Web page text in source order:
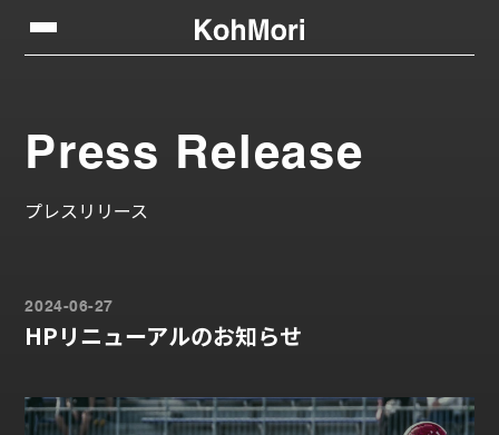
Press Release
プレスリリース
2024-06-27
HPリニューアルのお知らせ